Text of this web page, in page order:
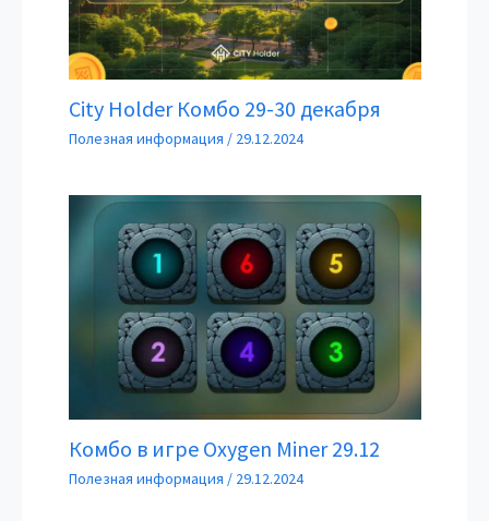
City Holder Комбо 29-30 декабря
Полезная информация / 29.12.2024
Комбо в игре Oxygen Miner 29.12
Полезная информация / 29.12.2024